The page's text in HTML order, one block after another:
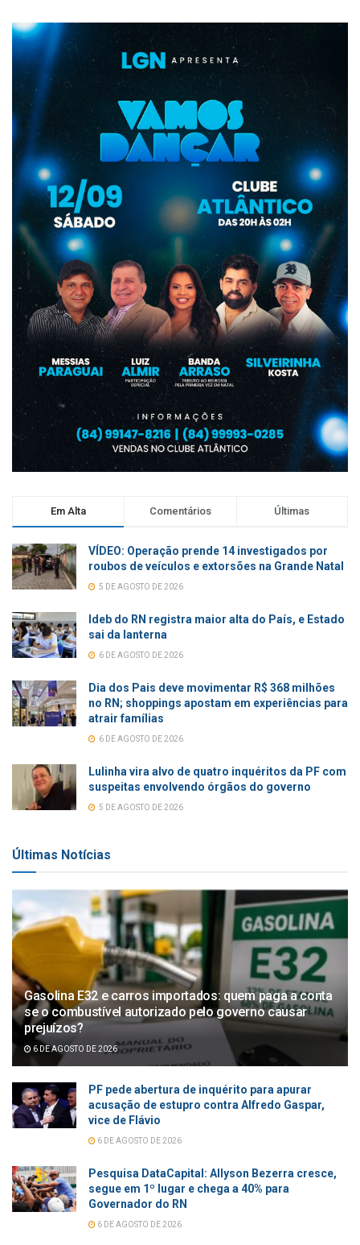
Em Alta Comentários Últimas
VÍDEO: Operação prende 14 investigados por
roubos de veículos e extorsões na Grande Natal
5 DE AGOSTO DE 2026
Ideb do RN registra maior alta do País, e Estado
sai da lanterna
6 DE AGOSTO DE 2026
Dia dos Pais deve movimentar R$ 368 milhões
no RN; shoppings apostam em experiências para
atrair famílias
6 DE AGOSTO DE 2026
Lulinha vira alvo de quatro inquéritos da PF com
suspeitas envolvendo órgãos do governo
5 DE AGOSTO DE 2026
Últimas Notícias
Gasolina E32 e carros importados: quem paga a conta
se o combustível autorizado pelo governo causar
prejuízos?
6 DE AGOSTO DE 2026
PF pede abertura de inquérito para apurar
acusação de estupro contra Alfredo Gaspar,
vice de Flávio
6 DE AGOSTO DE 2026
Pesquisa DataCapital: Allyson Bezerra cresce,
segue em 1º lugar e chega a 40% para
Governador do RN
6 DE AGOSTO DE 2026